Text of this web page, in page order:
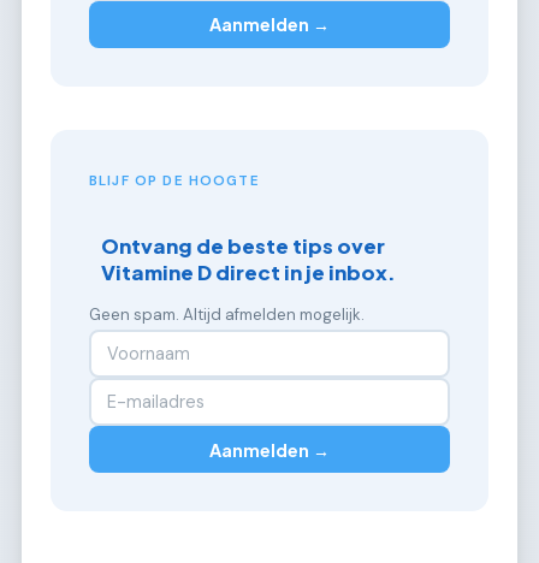
Aanmelden →
BLIJF OP DE HOOGTE
Ontvang de beste tips over
Vitamine D direct in je inbox.
Geen spam. Altijd afmelden mogelijk.
Aanmelden →